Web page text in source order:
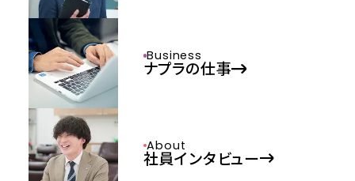
Business
ナプラの仕事
About
社員インタビュー